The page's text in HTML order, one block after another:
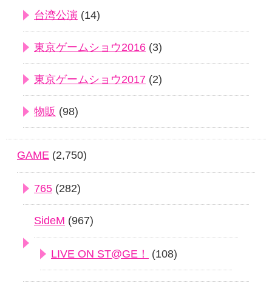
台湾公演 (14)
東京ゲームショウ2016 (3)
東京ゲームショウ2017 (2)
物販 (98)
GAME (2,750)
765 (282)
SideM (967)
LIVE ON ST@GE！ (108)